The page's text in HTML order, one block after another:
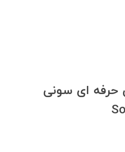
حرفه ای سونی